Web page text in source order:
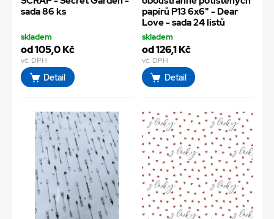
sada 86 ks
skladem
od 105,0 Kč
vč. DPH
Detail
papírů P13 6x6" - Dear
Love - sada 24 listů
skladem
od 126,1 Kč
vč. DPH
Detail